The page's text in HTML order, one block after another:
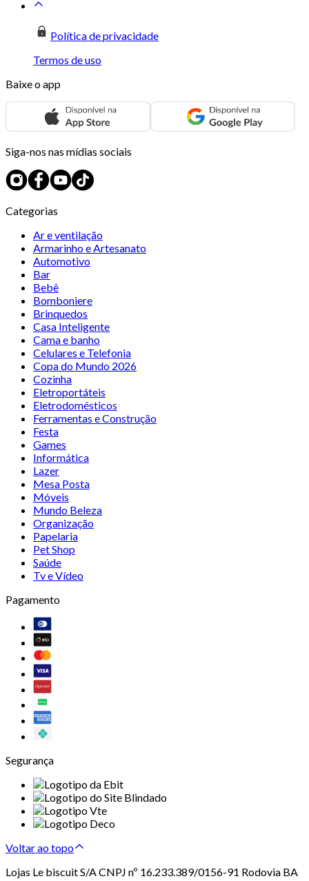
Política de privacidade
Termos de uso
Baixe o app
Siga-nos nas mídias sociais
Categorias
Ar e ventilação
Armarinho e Artesanato
Automotivo
Bar
Bebê
Bomboniere
Brinquedos
Casa Inteligente
Cama e banho
Celulares e Telefonia
Copa do Mundo 2026
Cozinha
Eletroportáteis
Eletrodomésticos
Ferramentas e Construção
Festa
Games
Informática
Lazer
Mesa Posta
Móveis
Mundo Beleza
Organização
Papelaria
Pet Shop
Saúde
Tv e Vídeo
Pagamento
Segurança
Voltar ao topo
Lojas Le biscuit S/A CNPJ nº 16.233.389/0156-91 Rodovia BA